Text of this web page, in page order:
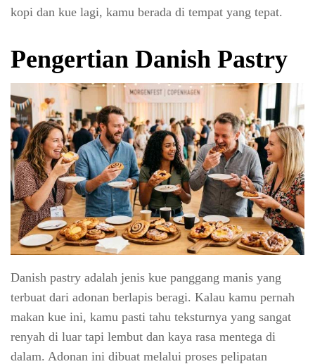
kopi dan kue lagi, kamu berada di tempat yang tepat.
Pengertian Danish Pastry
Danish pastry adalah jenis kue panggang manis yang
terbuat dari adonan berlapis beragi. Kalau kamu pernah
makan kue ini, kamu pasti tahu teksturnya yang sangat
renyah di luar tapi lembut dan kaya rasa mentega di
dalam. Adonan ini dibuat melalui proses pelipatan